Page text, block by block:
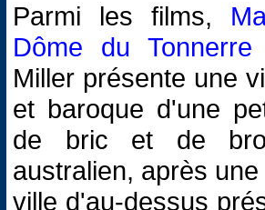
Parmi les films,
Dôme du Tonnerre
Miller présente une
et baroque d'une
de bric et de
australien, après
ville d'au-dessus